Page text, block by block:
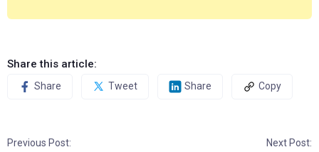
Share this article:
Share Tweet Share Copy
Previous Post: Next Post: